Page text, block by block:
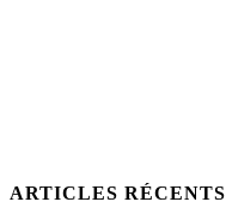
ARTICLES RÉCENTS